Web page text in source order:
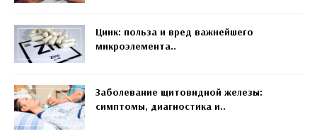
Цинк: польза и вред важнейшего
микроэлемента..
Заболевание щитовидной железы:
симптомы, диагностика и..